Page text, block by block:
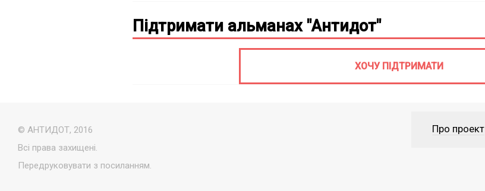
Підтримати альманах "Антидот"
ХОЧУ ПІДТРИМАТИ
© АНТИДОТ, 2016
Всі права захищені.
Передруковувати з посиланням.
Про проект